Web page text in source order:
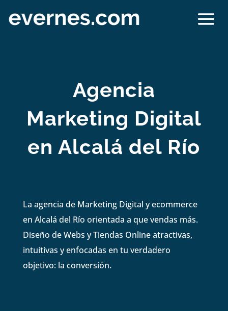
Agencia
Marketing Digital
en Alcalá del Río
La agencia de Marketing Digital y ecommerce
en Alcalá del Río orientada a que vendas más.
Diseño de Webs y Tiendas Online atractivas,
intuitivas y enfocadas en tu verdadero
objetivo: la conversión.